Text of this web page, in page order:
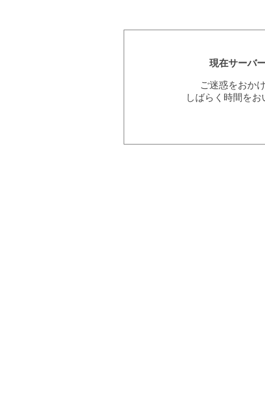
現在サーバ
ご迷惑をおか
しばらく時間を